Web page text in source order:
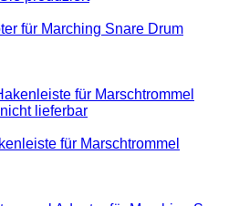
für Marching Snare Drum
für Marschtrommel